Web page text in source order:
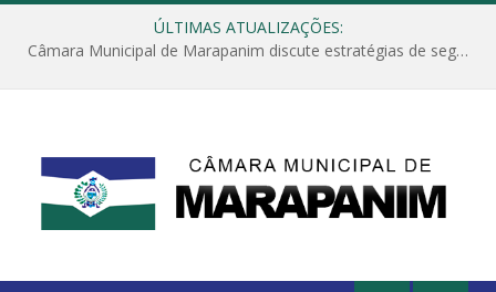
ÚLTIMAS ATUALIZAÇÕES:
Câmara Municipal de Marapanim discute estratégias de segurança com autoridades e poder executivo